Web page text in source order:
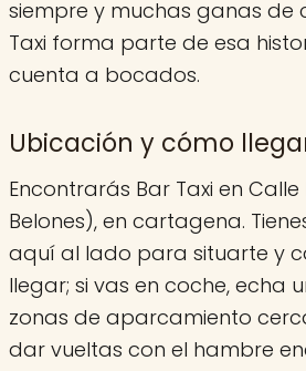
siempre y muchas ganas de
Taxi forma parte de esa
cuenta a bocados.
Ubicación y cómo
Encontrarás Bar Taxi en Calle
Belones), en cartagena.
aquí al lado para situarte y
llegar; si vas en coche, echa
zonas de aparcamiento
dar vueltas con el hambre